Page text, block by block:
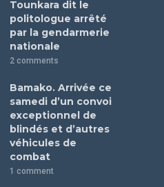
Tounkara dit le
politologue arrêté
par la gendarmerie
nationale
2 comments
Bamako. Arrivée ce
samedi d’un convoi
exceptionnel de
blindés et d’autres
véhicules de
combat
1 comment